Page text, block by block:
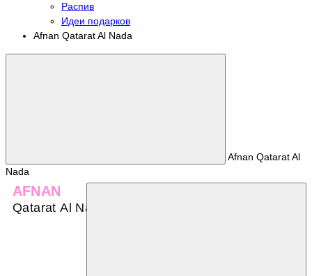
Распив
Идеи подарков
Afnan Qatarat Al Nada
Afnan Qatarat Al
Nada
AFNAN
Qatarat Al Nada